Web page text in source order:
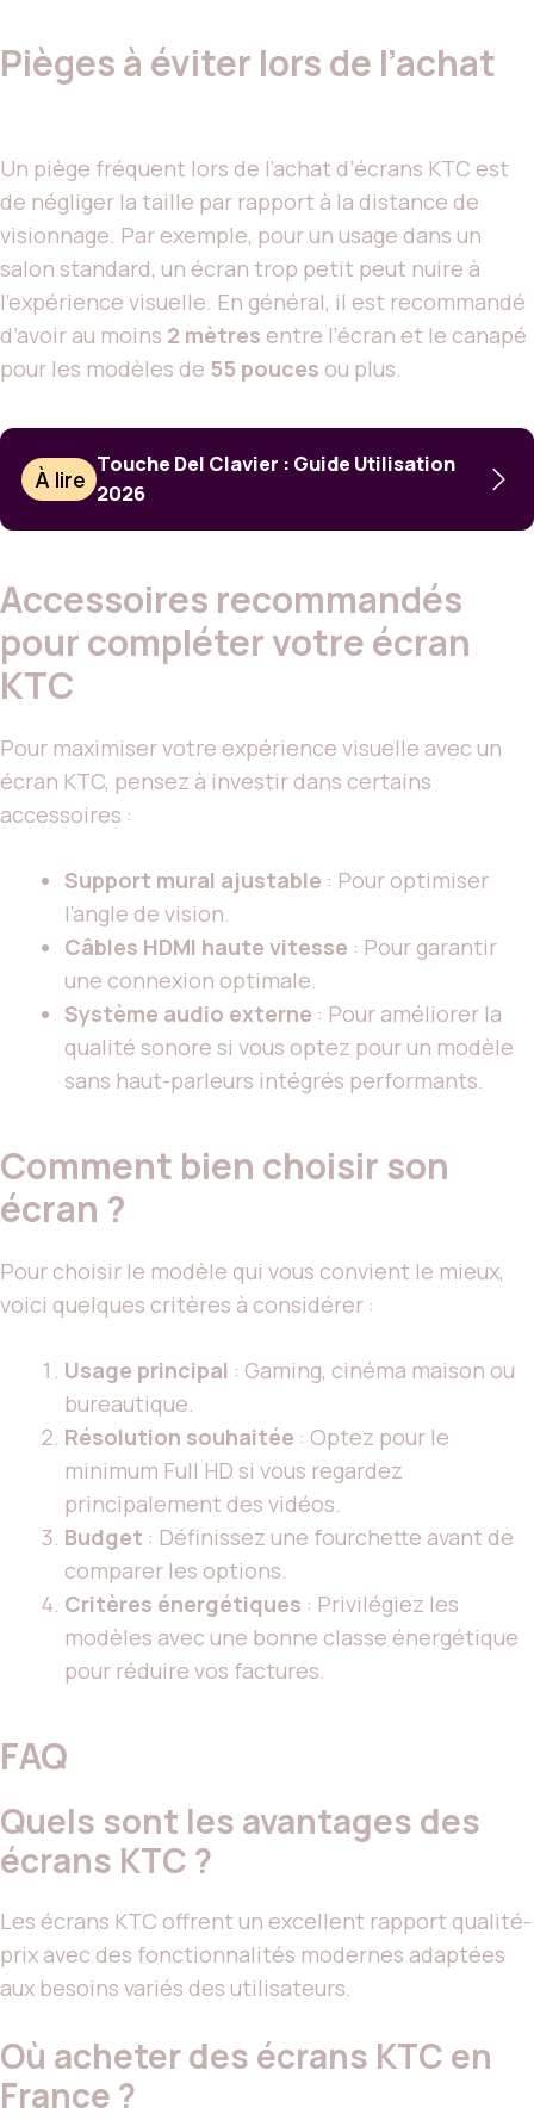
Pièges à éviter lors de l’achat
Un piège fréquent lors de l’achat d’écrans KTC est
de négliger la taille par rapport à la distance de
visionnage. Par exemple, pour un usage dans un
salon standard, un écran trop petit peut nuire à
l’expérience visuelle. En général, il est recommandé
d’avoir au moins 2 mètres entre l’écran et le canapé
pour les modèles de 55 pouces ou plus.
À lire
Touche Del Clavier : Guide Utilisation
2026
Accessoires recommandés
pour compléter votre écran
KTC
Pour maximiser votre expérience visuelle avec un
écran KTC, pensez à investir dans certains
accessoires :
Support mural ajustable : Pour optimiser
l’angle de vision.
Câbles HDMI haute vitesse : Pour garantir
une connexion optimale.
Système audio externe : Pour améliorer la
qualité sonore si vous optez pour un modèle
sans haut-parleurs intégrés performants.
Comment bien choisir son
écran ?
Pour choisir le modèle qui vous convient le mieux,
voici quelques critères à considérer :
Usage principal : Gaming, cinéma maison ou
bureautique.
Résolution souhaitée : Optez pour le
minimum Full HD si vous regardez
principalement des vidéos.
Budget : Définissez une fourchette avant de
comparer les options.
Critères énergétiques : Privilégiez les
modèles avec une bonne classe énergétique
pour réduire vos factures.
FAQ
Quels sont les avantages des
écrans KTC ?
Les écrans KTC offrent un excellent rapport qualité-
prix avec des fonctionnalités modernes adaptées
aux besoins variés des utilisateurs.
Où acheter des écrans KTC en
France ?